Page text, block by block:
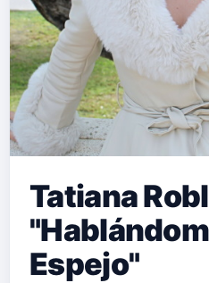
Tatiana
Espejo"